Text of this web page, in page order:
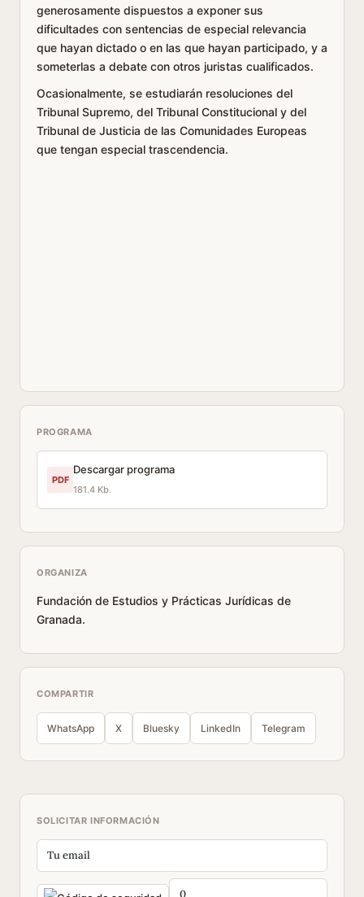
generosamente dispuestos a exponer sus
dificultades con sentencias de especial relevancia
que hayan dictado o en las que hayan participado, y a
someterlas a debate con otros juristas cualificados.
Ocasionalmente, se estudiarán resoluciones del
Tribunal Supremo, del Tribunal Constitucional y del
Tribunal de Justicia de las Comunidades Europeas
que tengan especial trascendencia.
PROGRAMA
PDF
Descargar programa
181.4 Kb.
ORGANIZA
Fundación de Estudios y Prácticas Jurídicas de
Granada.
COMPARTIR
WhatsApp X Bluesky LinkedIn Telegram
SOLICITAR INFORMACIÓN